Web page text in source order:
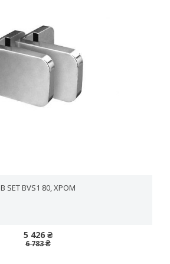
B SET BVS1 80, ХРОМ
5 426 ₴
6 783 ₴